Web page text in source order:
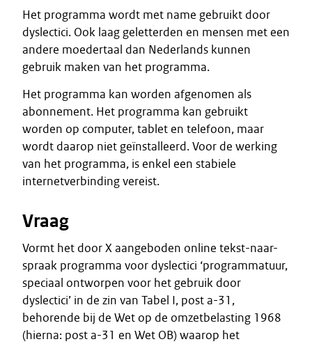
Het programma wordt met name gebruikt door
dyslectici. Ook laag geletterden en mensen met een
andere moedertaal dan Nederlands kunnen
gebruik maken van het programma.
Het programma kan worden afgenomen als
abonnement. Het programma kan gebruikt
worden op computer, tablet en telefoon, maar
wordt daarop niet geïnstalleerd. Voor de werking
van het programma, is enkel een stabiele
internetverbinding vereist.
Vraag
Vormt het door X aangeboden online tekst-naar-
spraak programma voor dyslectici ‘programmatuur,
speciaal ontworpen voor het gebruik door
dyslectici’ in de zin van Tabel I, post a-31,
behorende bij de Wet op de omzetbelasting 1968
(hierna: post a-31 en Wet OB) waarop het